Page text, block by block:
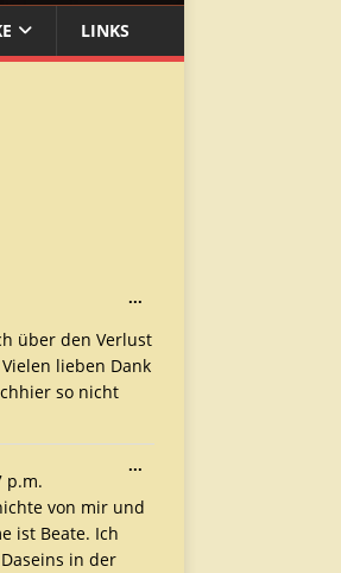
LINKS
über den Verlust
lieben Dank
so nicht
...
p.m.
von mir und
ist Beate. Ich
in der
...